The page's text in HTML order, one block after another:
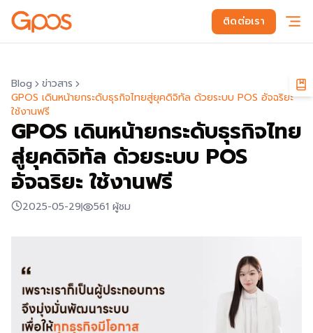
ติดต่อเรา
Blog
ข่าวสาร
GPOS เดินหน้ายกระดับธุรกิจไทยสู่ยุคดิจิทัล ด้วยระบบ POS อัจฉริยะ
ใช้งานฟรี
GPOS เดินหน้ายกระดับธุรกิจไทย
สู่ยุคดิจิทัล ด้วยระบบ POS
อัจฉริยะ ใช้งานฟรี
2025-05-29 561 ผู้ชม